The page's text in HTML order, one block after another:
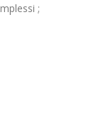
;